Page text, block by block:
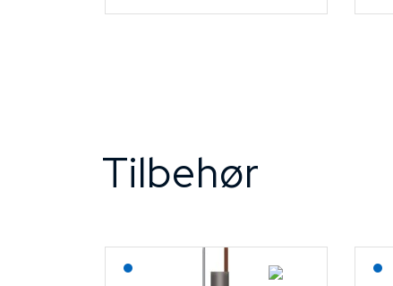
Tilbehør